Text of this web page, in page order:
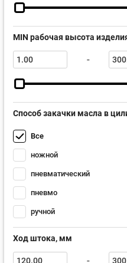
MIN рабочая высота
-
Способ закачки масла в
Все
ножной
пневматический
пневмо
ручной
Ход штока, мм
-